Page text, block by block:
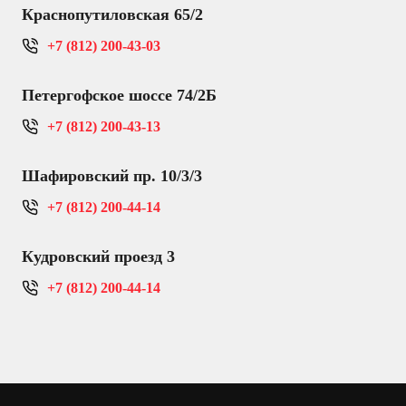
Краснопутиловская 65/2
+7 (812) 200-43-03
Петергофское шоссе 74/2Б
+7 (812) 200-43-13
Шафировский пр. 10/3/3
+7 (812) 200-44-14
Кудровский проезд 3
+7 (812) 200-44-14